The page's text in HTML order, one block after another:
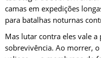
camas em expedições
para batalhas noturnas
Mas lutar contra eles vale a
sobrevivência. Ao morrer,